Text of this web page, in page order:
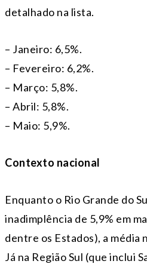
detalhado na lista.
– Janeiro: 6,5%.
– Fevereiro: 6,2%.
– Março: 5,8%.
– Abril: 5,8%.
– Maio: 5,9%.
Contexto nacional
Enquanto o Rio Grande do
inadimplência de 5,9% em
dentre os Estados), a média
Já na Região Sul (que inclui